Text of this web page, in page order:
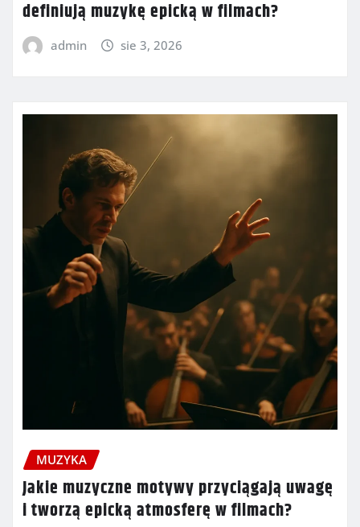
definiują muzykę epicką w filmach?
admin sie 3, 2026
MUZYKA
Jakie muzyczne motywy przyciągają uwagę
i tworzą epicką atmosferę w filmach?